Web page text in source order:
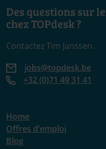
Des questions sur
chez TOPdesk ?
Contactez Tim Janssen.
jobs@topdesk.be
+32 (0)71 49 31 41
Home
Offres d’emploi
Blog